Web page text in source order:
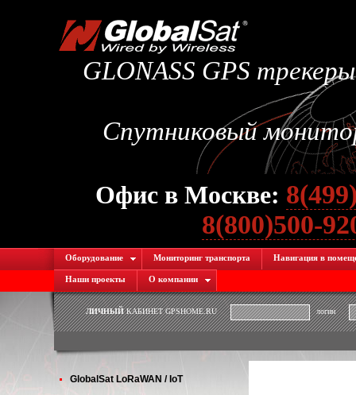
GLONASS GPS
Спутниковый
Офис в Москве:
8(800)500-
Оборудование Мониторинг транспорта Навигация в
Наши проекты О компании
ЛИЧНЫЙКАБИНЕТ GPSHOME.RU логин
GlobalSat LoRaWAN / IoT